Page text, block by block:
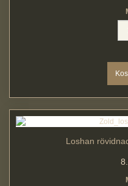
Loshan